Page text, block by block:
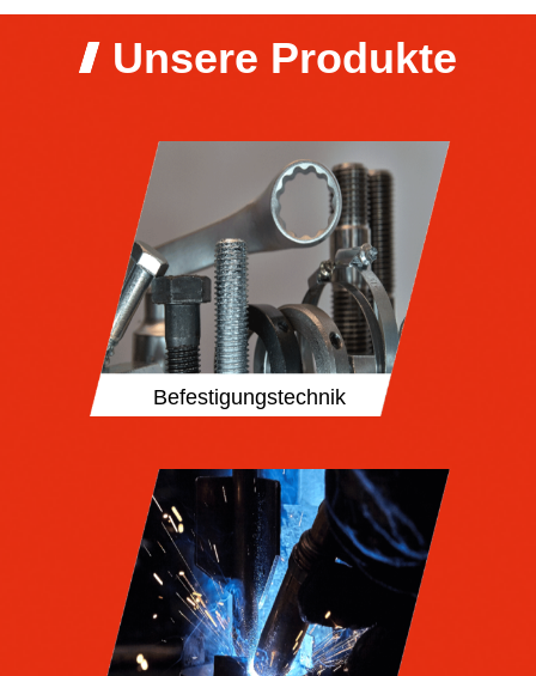
Unsere Produkte
Befestigungstechnik